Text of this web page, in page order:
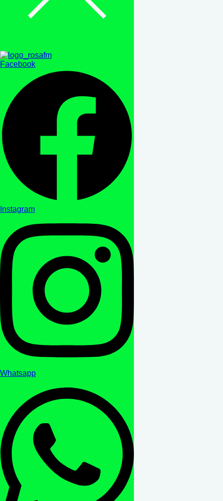
Facebook
Instagram
Whatsapp